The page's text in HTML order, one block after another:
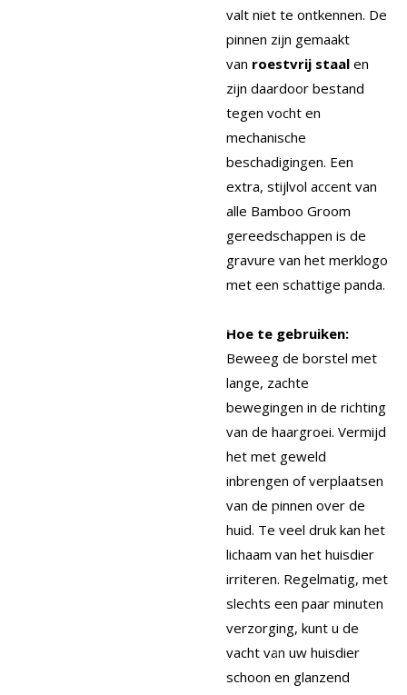
valt niet te ontkennen. De
pinnen zijn gemaakt
van roestvrij staal en
zijn daardoor bestand
tegen vocht en
mechanische
beschadigingen. Een
extra, stijlvol accent van
alle Bamboo Groom
gereedschappen is de
gravure van het merklogo
met een schattige panda.
Hoe te gebruiken:
Beweeg de borstel met
lange, zachte
bewegingen in de richting
van de haargroei. Vermijd
het met geweld
inbrengen of verplaatsen
van de pinnen over de
huid. Te veel druk kan het
lichaam van het huisdier
irriteren. Regelmatig, met
slechts een paar minuten
verzorging, kunt u de
vacht van uw huisdier
schoon en glanzend